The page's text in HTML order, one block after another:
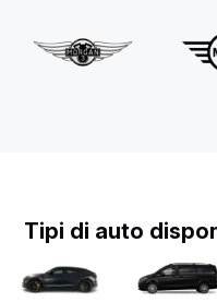
Tipi di auto